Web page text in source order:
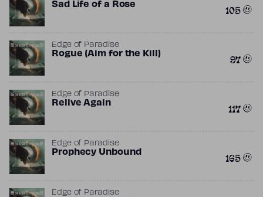
Sad Life of a Rose 105
Edge of Paradise
Rogue (Aim for the Kill) 97
Edge of Paradise
Relive Again 117
Edge of Paradise
Prophecy Unbound 165
Edge of Paradise